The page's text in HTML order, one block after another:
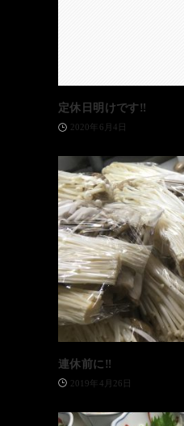
定休日明けです‼️
2020年6月4日
連休前に‼️
2019年4月26日